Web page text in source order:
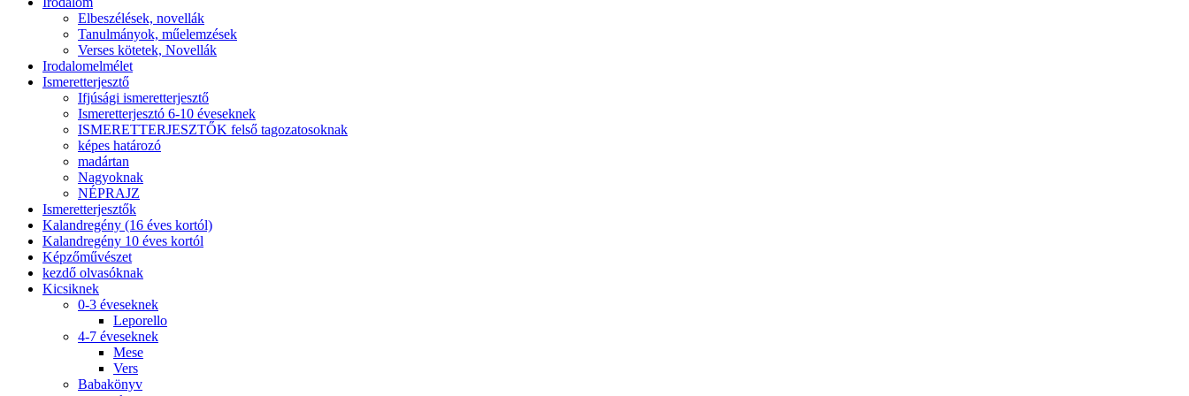
Elbeszélések, novellák
Tanulmányok, műelemzések
Verses kötetek, Novellák
Irodalomelmélet
Ismeretterjesztő
Ifjúsági ismeretterjesztő
Ismeretterjesztó 6-10 éveseknek
ISMERETTERJESZTŐK felső tagozatosoknak
képes határozó
madártan
Nagyoknak
NÉPRAJZ
Ismeretterjesztők
Kalandregény (16 éves kortól)
Kalandregény 10 éves kortól
Képzőművészet
kezdő olvasóknak
Kicsiknek
0-3 éveseknek
Leporello
4-7 éveseknek
Mese
Vers
Babakönyv